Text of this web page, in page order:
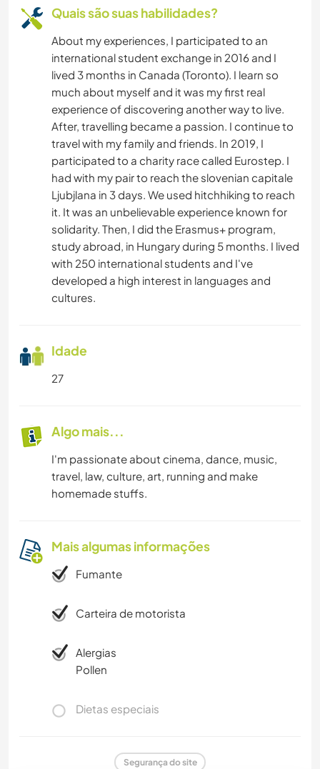
TRABALHO BENEFICENTE
CAMPING
ARTE E DESIGN
ESPORTES DE AVENTURA
Quais são suas habilidades?
About my experiences, I participated to an
international student exchange in 2016 and I
lived 3 months in Canada (Toronto). I learn so
much about myself and it was my first real
experience of discovering another way to live.
After, travelling became a passion. I continue to
travel with my family and friends. In 2019, I
participated to a charity race called Eurostep. I
had with my pair to reach the slovenian capitale
Ljubjlana in 3 days. We used hitchhiking to reach
it. It was an unbelievable experience known for
solidarity. Then, I did the Erasmus+ program,
study abroad, in Hungary during 5 months. I lived
with 250 international students and I've
developed a high interest in languages and
cultures.
Idade
27
Algo mais...
I'm passionate about cinema, dance, music,
travel, law, culture, art, running and make
homemade stuffs.
Mais algumas informações
Fumante
Carteira de motorista
Alergias
Pollen
Dietas especiais
Segurança do site